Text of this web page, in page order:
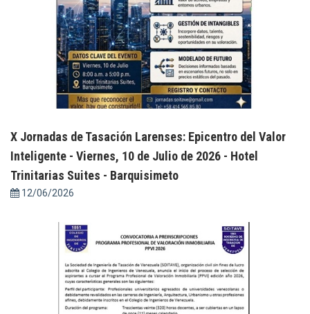
X Jornadas de Tasación Larenses: Epicentro del Valor
Inteligente - Viernes, 10 de Julio de 2026 - Hotel
Trinitarias Suites - Barquisimeto
12/06/2026